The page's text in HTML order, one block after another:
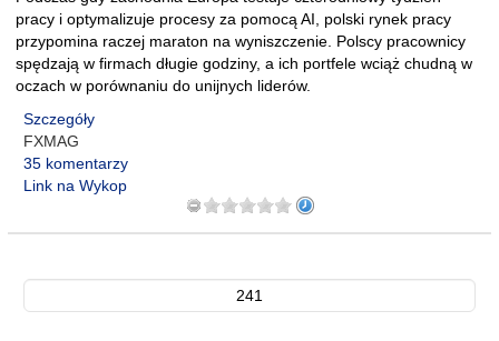
pracy i optymalizuje procesy za pomocą AI, polski rynek pracy
przypomina raczej maraton na wyniszczenie. Polscy pracownicy
spędzają w firmach długie godziny, a ich portfele wciąż chudną w
oczach w porównaniu do unijnych liderów.
Szczegóły
FXMAG
35 komentarzy
Link na Wykop
241